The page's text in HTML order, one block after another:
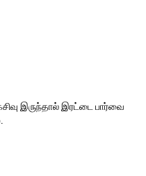
இருந்தால் இரட்டை பார்வை